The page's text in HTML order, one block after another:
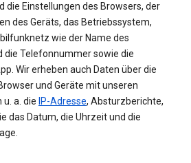
die Einstellungen des Browsers, der
des Geräts, das Betriebssystem,
wie der Name des
die Telefonnummer sowie die
Wir erheben auch Daten über die
und Geräte mit unseren
u. a. die IP-Adresse, Absturzberichte,
das Datum, die Uhrzeit und die